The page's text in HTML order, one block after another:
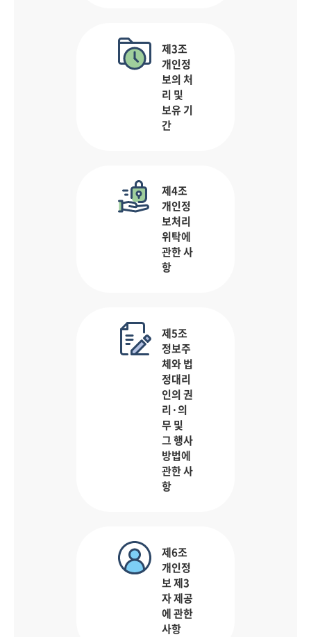
제3조
개인정
보의 처
리 및
보유 기
간
제4조
개인정
보처리
위탁에
관한 사
항
제5조
정보주
체와 법
정대리
인의 권
리·의
무 및
그 행사
방법에
관한 사
항
제6조
개인정
보 제3
자 제공
에 관한
사항